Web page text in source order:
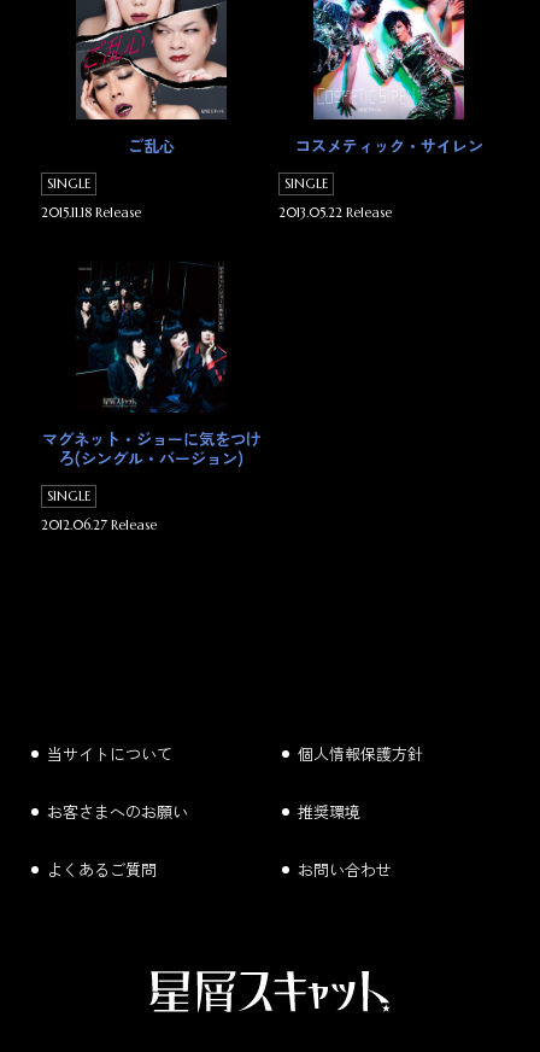
ご乱心
SINGLE
2015.11.18 Release
コスメティック・サイレン
SINGLE
2013.05.22 Release
マグネット・ジョーに気をつけ
ろ(シングル・バージョン)
SINGLE
2012.06.27 Release
当サイトについて 個人情報保護方針
お客さまへのお願い 推奨環境
よくあるご質問 お問い合わせ